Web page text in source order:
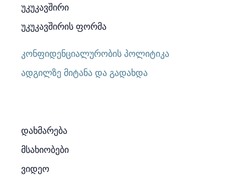
უკუკავშირი
უკუკავშირის ფორმა
კონფიდენციალურობის პოლიტიკა
ადგილზე მიტანა და გადახდა
დახმარება
მსახიობები
ვიდეო